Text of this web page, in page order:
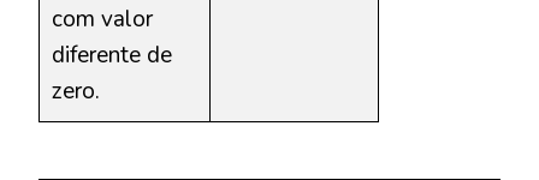
com valor
diferente de
zero.